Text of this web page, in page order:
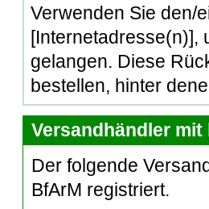
Verwenden Sie den/
[Internetadresse(n)],
gelangen. Diese
bestellen, hinter
Versandhändler
Der folgende
BfArM registriert.